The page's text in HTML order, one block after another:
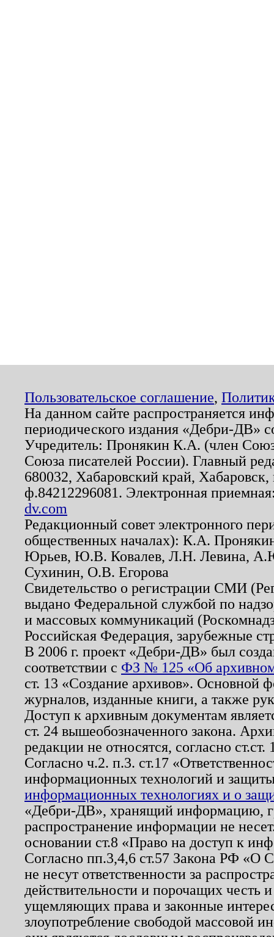
Пользовательское соглашение,
На данном сайте распространяется
периодического издания «Дебри-ДВ»
Учредитель: Пронякин К.А. (член
Союза писателей России). Главный
680032, Хабаровский край,
ф.84212296081. Электронная
dv.com
Редакционный совет электронного
общественных началах): К.А.
Юрьев, Ю.В. Ковалев, Л.Н. Левина,
Сухинин, О.В. Егорова
Свидетельство о регистрации СМИ
выдано Федеральной службой по
и массовых коммуникаций
Российская Федерация, зарубежные
В 2006 г. проект «Дебри-ДВ» был
соответствии с ФЗ № 125 «Об
ст. 13 «Создание архивов». Основной
журналов, изданные книги, а также
Доступ к архивным документам
ст. 24 вышеобозначенного закона.
редакции не относятся, согласно
Согласно ч.2. п.3. ст.17
информационных технологий и
информационных технологиях и о
«Дебри-ДВ», хранящий информацию,
распространение информации не
основании ст.8 «Право на доступ к
Согласно пп.3,4,6 ст.57 Закона РФ «О
не несут ответственности за
действительности и порочащих честь
ущемляющих права и законные
злоупотребление свободой массовой